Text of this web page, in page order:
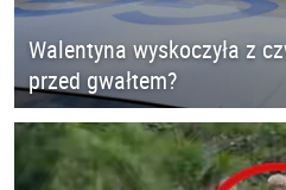
Walentyna wyskoczyła z
przed gwałtem?